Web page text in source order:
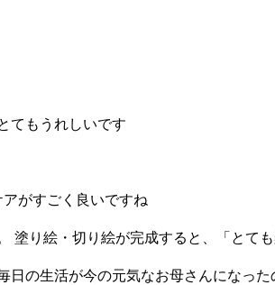
てもうれしいです
がすごく良いですね
り絵・切り絵が完成すると、「とて
の生活が今の元気なお母さんになった